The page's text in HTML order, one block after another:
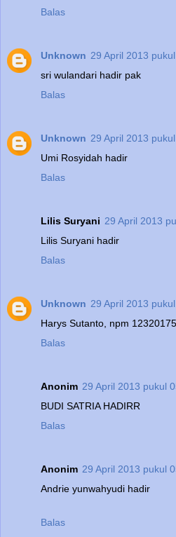
Balas
Unknown 29 April 2013
sri wulandari hadir pak
Balas
Unknown 29 April 2013
Umi Rosyidah hadir
Balas
Lilis Suryani 29 April 2013
Lilis Suryani hadir
Balas
Unknown 29 April 2013
Harys Sutanto, npm
Balas
Anonim 29 April 2013 pukul
BUDI SATRIA HADIRR
Balas
Anonim 29 April 2013 pukul
Andrie yunwahyudi hadir
Balas